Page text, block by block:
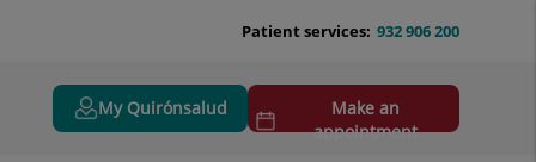
932 906 200
Patient services:
My Quirónsalud
Make an
appointment